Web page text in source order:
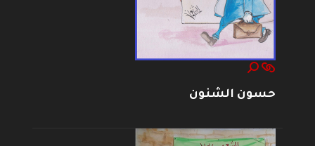
حسون الشنون